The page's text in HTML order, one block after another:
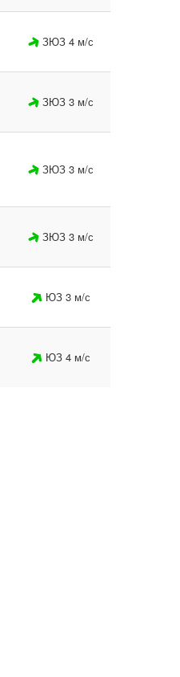
ЗЮЗ 4 м/с
ЗЮЗ 3 м/с
ЗЮЗ 3 м/с
ЗЮЗ 3 м/с
ЮЗ 3 м/с
ЮЗ 4 м/с